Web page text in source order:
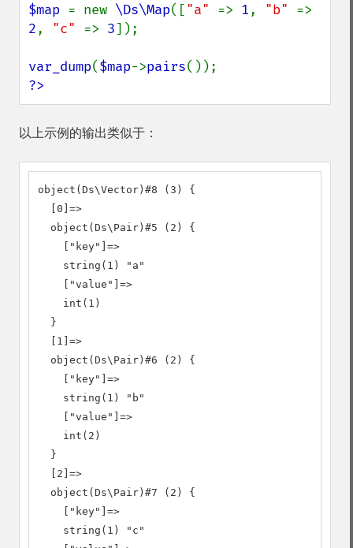
$map = new \Ds\Map(["a" => 1, "b"
2, "c" => 3]);
var_dump($map->pairs
?>
以上示例的输出类似于：
object(Ds\Vector)#8 (3) {
  [0]=>
  object(Ds\Pair)#5 (2) {
    ["key"]=>
    string(1) "a"
    ["value"]=>
    int(1)
  }
  [1]=>
  object(Ds\Pair)#6 (2) {
    ["key"]=>
    string(1) "b"
    ["value"]=>
    int(2)
  }
  [2]=>
  object(Ds\Pair)#7 (2) {
    ["key"]=>
    string(1) "c"